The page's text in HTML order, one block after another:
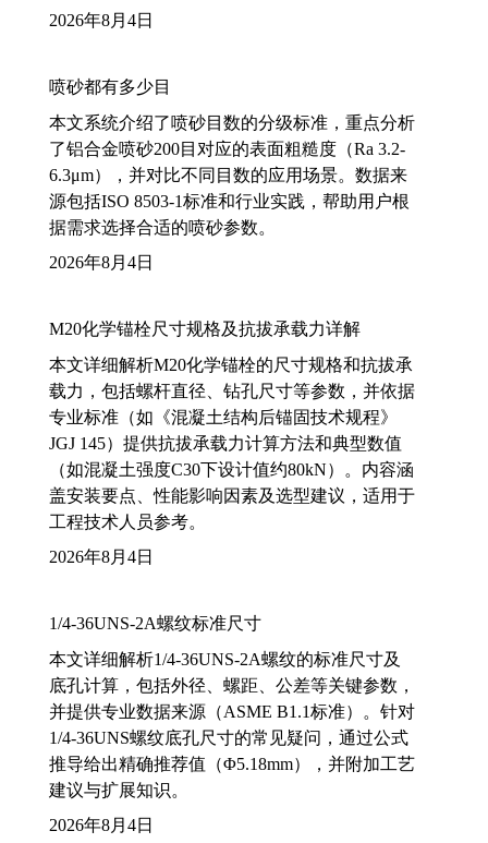
2026年8月4日
喷砂都有多少目
本文系统介绍了喷砂目数的分级标准，重点分析
了铝合金喷砂200目对应的表面粗糙度（Ra 3.2-
6.3μm），并对比不同目数的应用场景。数据来
源包括ISO 8503-1标准和行业实践，帮助用户根
据需求选择合适的喷砂参数。
2026年8月4日
M20化学锚栓尺寸规格及抗拔承载力详解
本文详细解析M20化学锚栓的尺寸规格和抗拔承
载力，包括螺杆直径、钻孔尺寸等参数，并依据
专业标准（如《混凝土结构后锚固技术规程》
JGJ 145）提供抗拔承载力计算方法和典型数值
（如混凝土强度C30下设计值约80kN）。内容涵
盖安装要点、性能影响因素及选型建议，适用于
工程技术人员参考。
2026年8月4日
1/4-36UNS-2A螺纹标准尺寸
本文详细解析1/4-36UNS-2A螺纹的标准尺寸及
底孔计算，包括外径、螺距、公差等关键参数，
并提供专业数据来源（ASME B1.1标准）。针对
1/4-36UNS螺纹底孔尺寸的常见疑问，通过公式
推导给出精确推荐值（Φ5.18mm），并附加工艺
建议与扩展知识。
2026年8月4日